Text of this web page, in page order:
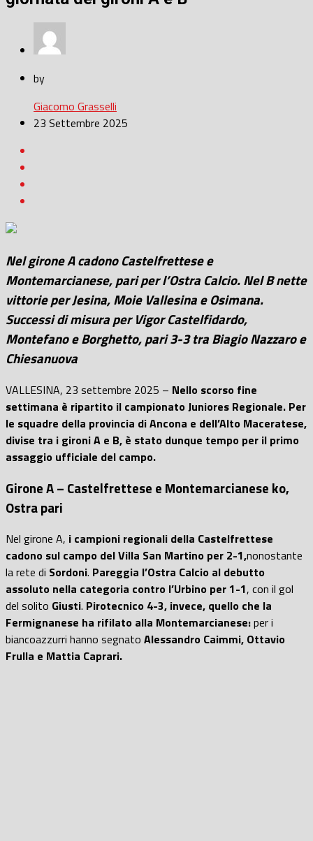
by
Giacomo Grasselli
23 Settembre 2025
Nel girone A cadono Castelfrettese e
Montemarcianese, pari per l’Ostra Calcio. Nel B nette
vittorie per Jesina, Moie Vallesina e Osimana.
Successi di misura per Vigor Castelfidardo,
Montefano e Borghetto, pari 3-3 tra Biagio Nazzaro e
Chiesanuova
VALLESINA, 23 settembre 2025 – Nello scorso fine
settimana è ripartito il campionato Juniores Regionale. Per
le squadre della provincia di Ancona e dell’Alto Maceratese,
divise tra i gironi A e B, è stato dunque tempo per il primo
assaggio ufficiale del campo.
Girone A – Castelfrettese e Montemarcianese ko,
Ostra pari
Nel girone A, i campioni regionali della Castelfrettese
cadono sul campo del Villa San Martino per 2-1,nonostante
la rete di Sordoni. Pareggia l’Ostra Calcio al debutto
assoluto nella categoria contro l’Urbino per 1-1, con il gol
del solito Giusti. Pirotecnico 4-3, invece, quello che la
Fermignanese ha rifilato alla Montemarcianese:per i
biancoazzurri hanno segnato Alessandro Caimmi, Ottavio
Frulla e Mattia Caprari.